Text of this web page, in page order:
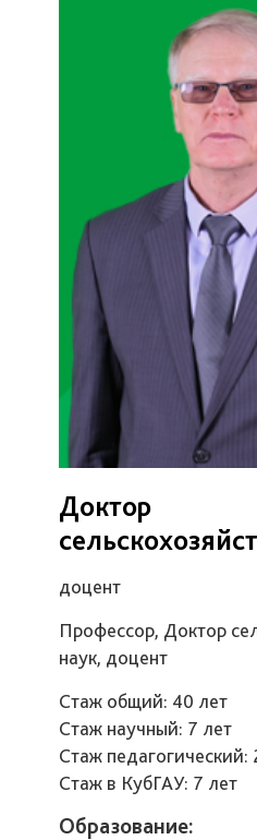
Доктор
доцент
Профессор, Доктор
наук, доцент
Стаж общий: 40 лет
Стаж научный: 7 лет
Стаж педагогический:
Стаж в КубГАУ: 7 лет
Образование: